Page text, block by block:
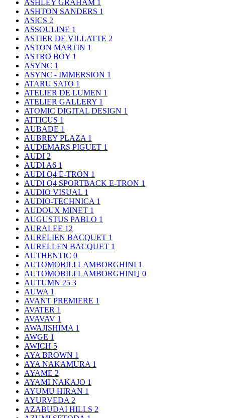
ASHLEY GRAHAM 1
ASHTON SANDERS 1
ASICS 2
ASSOULINE 1
ASTIER DE VILLATTE 2
ASTON MARTIN 1
ASTRO BOY 1
ASYNC 1
ASYNC - IMMERSION 1
ATARU SATO 1
ATELIER DE LUMEN 1
ATELIER GALLERY 1
ATOMIC DIGITAL DESIGN 1
ATTICUS 1
AUBADE 1
AUBREY PLAZA 1
AUDEMARS PIGUET 1
AUDI 2
AUDI A6 1
AUDI Q4 E-TRON 1
AUDI Q4 SPORTBACK E-TRON 1
AUDIO VISUAL 1
AUDIO-TECHNICA 1
AUDOUX MINET 1
AUGUSTUS PABLO 1
AURALEE 12
AURELIEN BACQUET 1
AURELLEN BACQUET 1
AUTHENTIC 0
AUTOMOBILI LAMBORGHINI 1
AUTOMOBILI LAMBORGHINI｣ 0
AUTUMN 25 3
AUWA 1
AVANT PREMIERE 1
AVATER 1
AVAVAV 1
AWAJISHIMA 1
AWGE 1
AWICH 5
AYA BROWN 1
AYA NAKAMURA 1
AYAME 2
AYAMI NAKAJO 1
AYUMU HIRAN 1
AYURVEDA 2
AZABUDAI HILLS 2